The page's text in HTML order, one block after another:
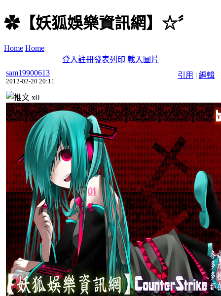
✿【妖狐娛樂資訊網】☆〞
Home Home
登入註冊發表列印 載入圖片
引用 | 編輯
sam19900613
2012-02-20 20:11
x0